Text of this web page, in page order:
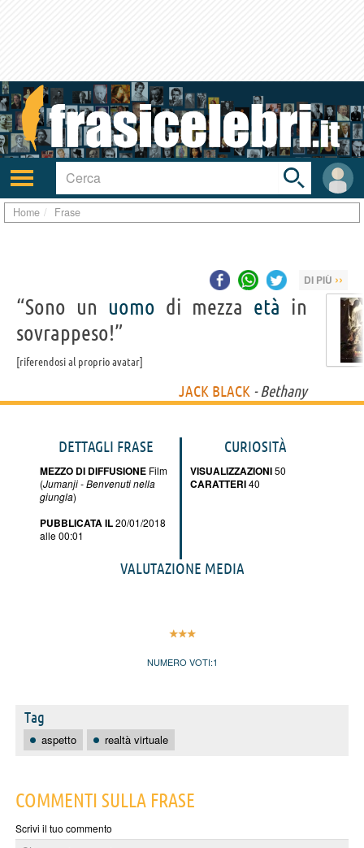
Attiva/disattiva
navigazione
User
area
Toggle
search
bar
Home Frase
DI PIÙ ››
“Sono un uomo di mezza età in
sovrappeso!”
riferendosi al proprio avatar
JACK BLACK - Bethany
DETTAGLI FRASE
MEZZO DI DIFFUSIONE Film
(Jumanji - Benvenuti nella
giungla)
PUBBLICATA IL20/01/2018
alle 00:01
CURIOSITÀ
VISUALIZZAZIONI50
CARATTERI40
VALUTAZIONE MEDIA
NUMERO VOTI:1
Tag
aspetto realtà virtuale
COMMENTI SULLA FRASE
Scrivi il tuo commento